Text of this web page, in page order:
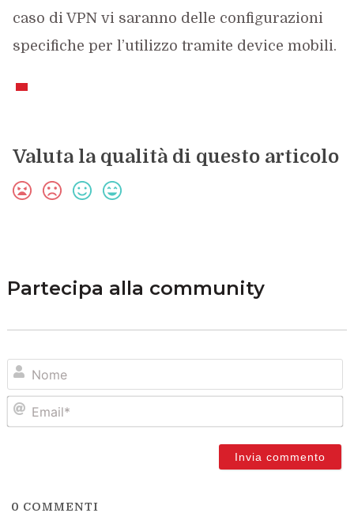
caso di VPN vi saranno delle configurazioni
specifiche per l’utilizzo tramite device mobili.
Valuta la qualità di questo articolo
Partecipa alla community
0 COMMENTI